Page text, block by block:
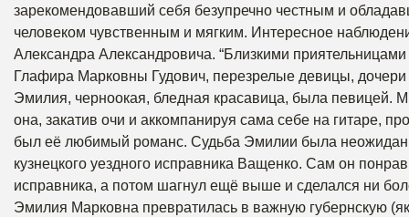
зарекомендовавший себя безупречно честным и
человеком чувственным и мягким. Интересное
Александра Александровича. “Близкими
Глафира Марковны Гудович, перезрелые девицы,
Эмилия, черноокая, бледная красавица, была певицей.
она, закатив очи и аккомпанируя сама себе на гитаре,
был её любимый романс. Судьба Эмилии была
кузнецкого уездного исправника Ващенко. Сам он
исправника, а потом шагнул ещё выше и сделался ни
Эмилия Марковна превратилась в важную губернскую